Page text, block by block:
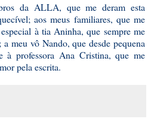
da ALLA, que me deram esta
aos meus familiares, que me
à tia Aninha, que sempre me
meu vô Nando, que desde pequena
à professora Ana Cristina, que me
pela escrita.